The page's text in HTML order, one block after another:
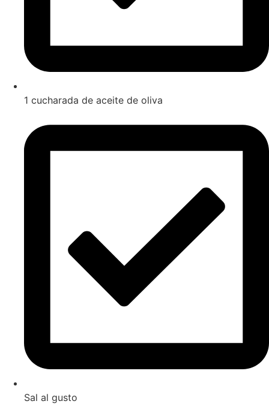
1 cucharada de aceite de oliva
Sal al gusto